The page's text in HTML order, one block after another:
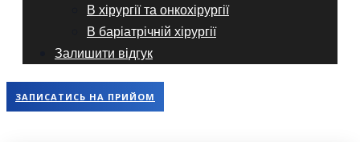
В хірургії та онкохірургії
В баріатрічній хірургії
Залишити відгук
ЗАПИСАТИСЬ НА ПРИЙОМ